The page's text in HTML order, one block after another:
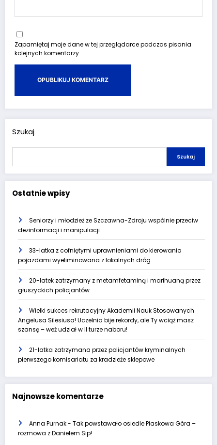
Zapamiętaj moje dane w tej przeglądarce podczas pisania
kolejnych komentarzy.
Szukaj
Szukaj
Ostatnie wpisy
Seniorzy i młodzież ze Szczawna-Zdroju wspólnie przeciw
dezinformacji i manipulacji
33-latka z cofniętymi uprawnieniami do kierowania
pojazdami wyeliminowana z lokalnych dróg
20-latek zatrzymany z metamfetaminą i marihuaną przez
głuszyckich policjantów
Wielki sukces rekrutacyjny Akademii Nauk Stosowanych
Angelusa Silesiusa! Uczelnia bije rekordy, ale Ty wciąż masz
szansę – weź udział w II turze naboru!
21-latka zatrzymana przez policjantów kryminalnych
pierwszego komisariatu za kradzieże sklepowe
Najnowsze komentarze
Anna Purnak- Tak powstawało osiedle Piaskowa Góra –
rozmowa z Danielem Sip!